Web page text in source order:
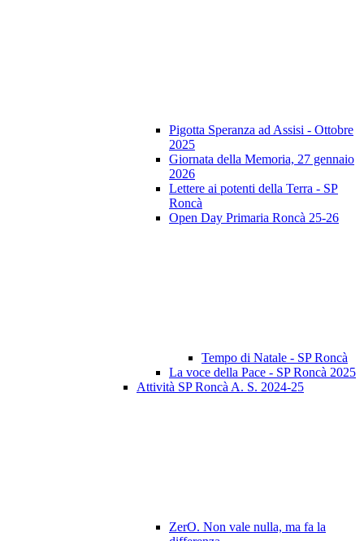
Pigotta Speranza ad Assisi - Ottobre
2025
Giornata della Memoria, 27 gennaio
2026
Lettere ai potenti della Terra - SP
Roncà
Open Day Primaria Roncà 25-26
Tempo di Natale - SP Roncà
La voce della Pace - SP Roncà 2025
Attività SP Roncà A. S. 2024-25
ZerO. Non vale nulla, ma fa la